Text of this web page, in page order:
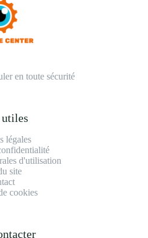
en toute sécurité
légales
d'utilisation
site
cookies